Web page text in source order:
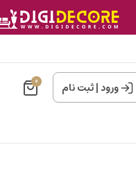
ورود|ثبت نام 0